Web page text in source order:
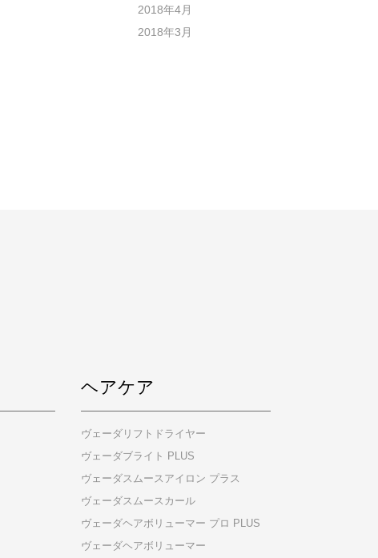
2018年4月
2018年3月
ヘアケア
ヴェーダリフトドライヤー
ヴェーダブライト PLUS
ヴェーダスムースアイロン プラス
ヴェーダスムースカール
ヴェーダヘアボリューマー プロ PLUS
ヴェーダヘアボリューマー